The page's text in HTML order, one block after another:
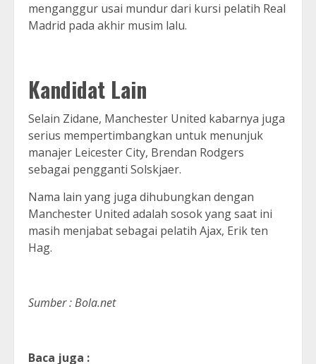
menganggur usai mundur dari kursi pelatih Real
Madrid pada akhir musim lalu.
Kandidat Lain
Selain Zidane, Manchester United kabarnya juga
serius mempertimbangkan untuk menunjuk
manajer Leicester City, Brendan Rodgers
sebagai pengganti Solskjaer.
Nama lain yang juga dihubungkan dengan
Manchester United adalah sosok yang saat ini
masih menjabat sebagai pelatih Ajax, Erik ten
Hag.
Sumber : Bola.net
Baca juga :